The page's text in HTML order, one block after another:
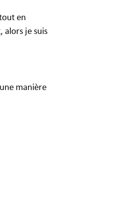
en
alors je suis
manière